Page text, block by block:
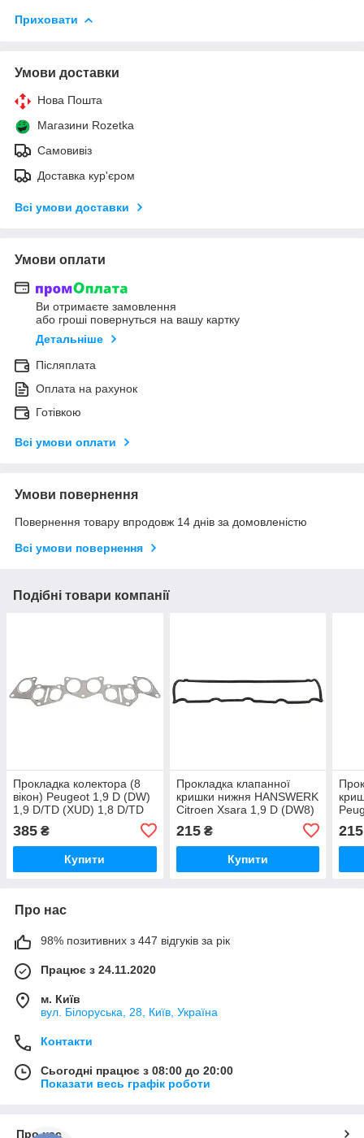
Приховати
Умови доставки
Нова Пошта
Магазини Rozetka
Самовивіз
Доставка кур'єром
Всі умови доставки
Умови оплати
Ви отримаєте замовлення
або гроші повернуться на вашу картку
Детальніше
Післяплата
Оплата на рахунок
Готівкою
Всі умови оплати
Умови повернення
Повернення товару впродовж 14 днів за домовленістю
Всі умови повернення
Подібні товари компанії
Прокладка колектора (8
вікон) Peugeot 1,9 D (DW)
1,9 D/TD (XUD) 1,8 D/TD
385 ₴
Купити
Прокладка клапанної
кришки нижня HANSWERK
Citroen Xsara 1,9 D (DW8)
215₴
Купити
215
Про нас
98% позитивних з 447 відгуків за рік
Працює з 24.11.2020
м. Київ
вул. Білоруська, 28, Київ, Україна
Контакти
Сьогодні працює з 08:00 до 20:00
Показати весь графік роботи
Про нас